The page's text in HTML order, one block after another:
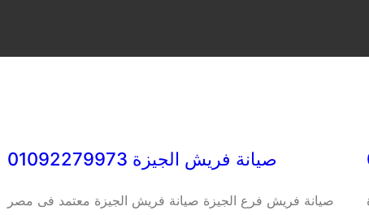
صيانة فريش الجيزة 01092279973
صيانة فريش فرع الجيزة صيانة فريش الجيزة معتمد فى مصر